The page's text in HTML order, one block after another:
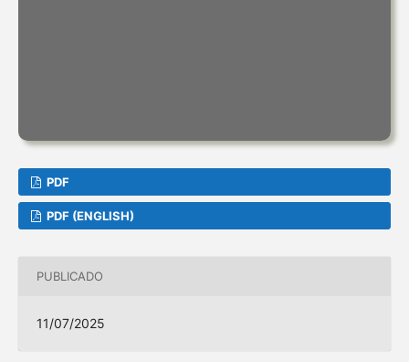
PDF
PDF (ENGLISH)
PUBLICADO
11/07/2025